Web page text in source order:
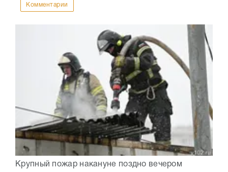
Комментарии
Крупный пожар накануне поздно вечером